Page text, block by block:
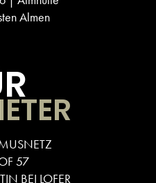
Almen
57
BEI LOFER